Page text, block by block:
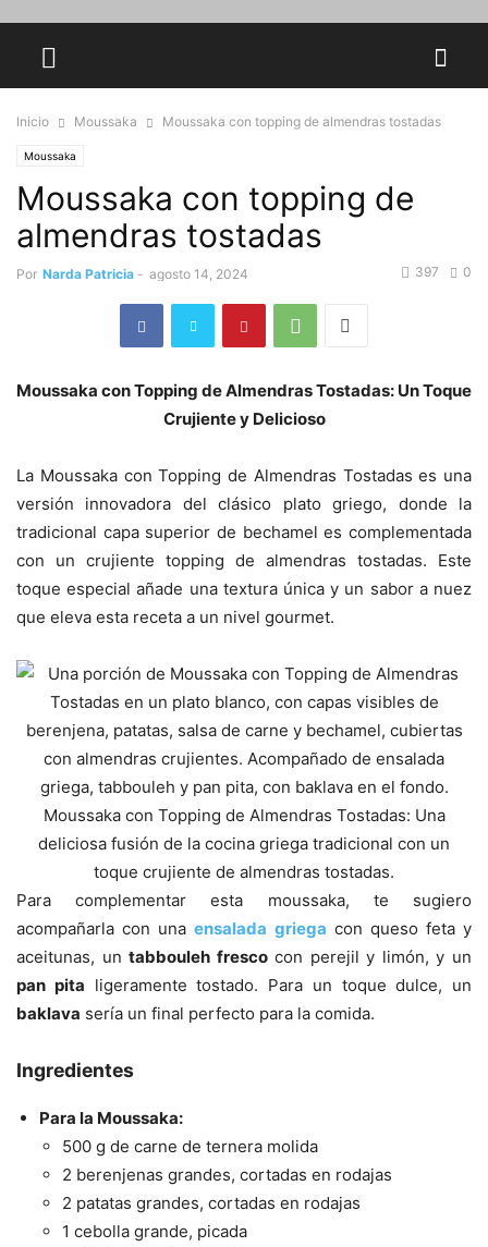
Inicio Moussaka Moussaka con topping de almendras tostadas
Moussaka
Moussaka con topping de
almendras tostadas
Por Narda Patricia - agosto 14, 2024 0
397
Moussaka con Topping de Almendras Tostadas: Un Toque
Crujiente y Delicioso
La Moussaka con Topping de Almendras Tostadas es una
versión innovadora del clásico plato griego, donde la
tradicional capa superior de bechamel es complementada
con un crujiente topping de almendras tostadas. Este
toque especial añade una textura única y un sabor a nuez
que eleva esta receta a un nivel gourmet.
Moussaka con Topping de Almendras Tostadas: Una
deliciosa fusión de la cocina griega tradicional con un
toque crujiente de almendras tostadas.
Para complementar esta moussaka, te sugiero
acompañarla con unaensalada griega con queso feta y
aceitunas, untabbouleh frescocon perejil y limón, y un
pan pita ligeramente tostado. Para un toque dulce, un
baklava sería un final perfecto para la comida.
Ingredientes
Para la Moussaka:
500 g de carne de ternera molida
2 berenjenas grandes, cortadas en rodajas
2 patatas grandes, cortadas en rodajas
1 cebolla grande, picada